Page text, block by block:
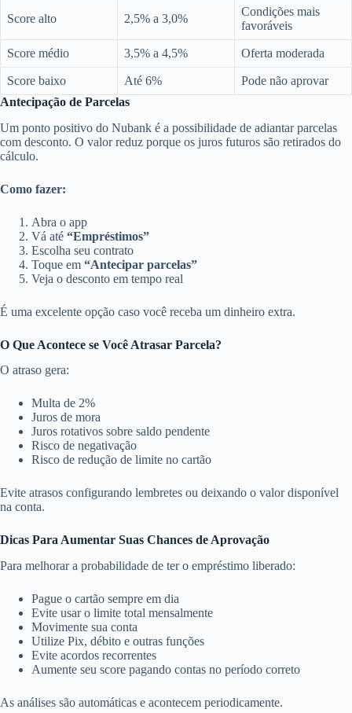
Score alto 2,5% a 3,0%
Condições mais
favoráveis
Score médio 3,5% a 4,5% Oferta moderada
Score baixo Até 6%
Pode não aprovar
Antecipação de Parcelas
Um ponto positivo do Nubank é a possibilidade de adiantar parcelas
com desconto. O valor reduz porque os juros futuros são retirados do
cálculo.
Como fazer:
Abra o app
Vá até “Empréstimos”
Escolha seu contrato
Toque em “Antecipar parcelas”
Veja o desconto em tempo real
É uma excelente opção caso você receba um dinheiro extra.
O Que Acontece se Você Atrasar Parcela?
O atraso gera:
Multa de 2%
Juros de mora
Juros rotativos sobre saldo pendente
Risco de negativação
Risco de redução de limite no cartão
Evite atrasos configurando lembretes ou deixando o valor disponível
na conta.
Dicas Para Aumentar Suas Chances de Aprovação
Para melhorar a probabilidade de ter o empréstimo liberado:
Pague o cartão sempre em dia
Evite usar o limite total mensalmente
Movimente sua conta
Utilize Pix, débito e outras funções
Evite acordos recorrentes
Aumente seu score pagando contas no período correto
As análises são automáticas e acontecem periodicamente.